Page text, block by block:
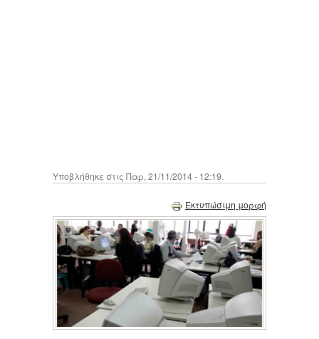
Υποβλήθηκε στις Παρ, 21/11/2014 - 12:19.
Εκτυπώσιμη μορφή